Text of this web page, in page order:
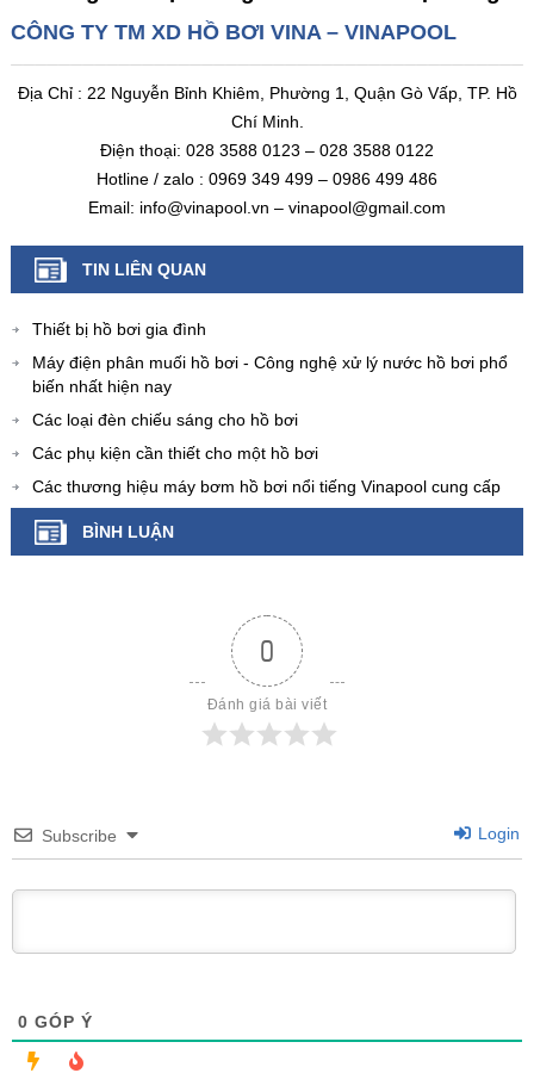
CÔNG TY TM XD HỒ BƠI VINA – VINAPOOL
Địa Chỉ : 22 Nguyễn Bỉnh Khiêm, Phường 1, Quận Gò Vấp, TP. Hồ
Chí Minh.
Điện thoại: 028 3588 0123 – 028 3588 0122
Hotline / zalo : 0969 349 499 – 0986 499 486
Email: info@vinapool.vn – vinapool@gmail.com
TIN LIÊN QUAN
Thiết bị hồ bơi gia đình
Máy điện phân muối hồ bơi - Công nghệ xử lý nước hồ bơi phổ
biến nhất hiện nay
Các loại đèn chiếu sáng cho hồ bơi
Các phụ kiện cần thiết cho một hồ bơi
Các thương hiệu máy bơm hồ bơi nổi tiếng Vinapool cung cấp
BÌNH LUẬN
0
Đánh giá bài viết
Subscribe Login
0 GÓP Ý